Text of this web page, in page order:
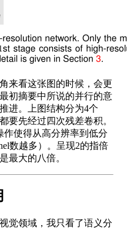
来看这张图的时候，会更
初摘要中所说的并行的意
进。上图结构分为4个
要先经过四次残差卷积。
作使得从高分辨率到低分
数越多）。呈现2的指倍
最大的八倍。
觉领域，我只看了语义分